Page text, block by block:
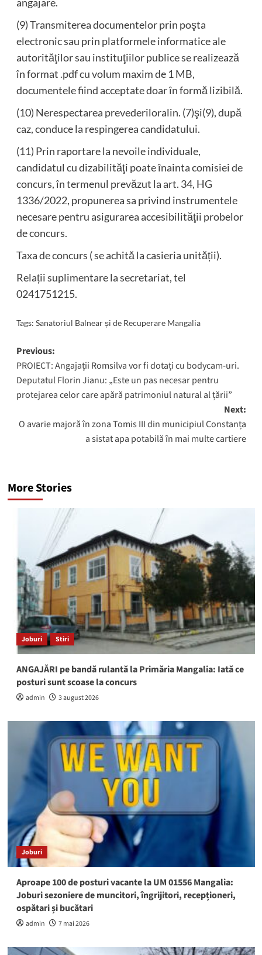
(9) Transmiterea documentelor prin poşta
electronic sau prin platformele informatice ale
autorităţilor sau instituţiilor publice se realizează
în format .pdf cu volum maxim de 1 MB,
documentele fiind acceptate doar în formă lizibilă.
(10) Nerespectarea prevederiloralin. (7)şi(9), după
caz, conduce la respingerea candidatului.
(11) Prin raportare la nevoile individuale,
candidatul cu dizabilităţi poate înainta comisiei de
concurs, în termenul prevăzut la art. 34, HG
1336/2022, propunerea sa privind instrumentele
necesare pentru asigurarea accesibilităţii probelor
de concurs.
Taxa de concurs ( se achită la casieria unității).
Relații suplimentare la secretariat, tel
0241751215.
Tags: Sanatoriul Balnear și de Recuperare Mangalia
Post
navigation
Previous:
PROIECT: Angajații Romsilva vor fi dotați cu bodycam-uri.
Deputatul Florin Jianu: „Este un pas necesar pentru
protejarea celor care apără patrimoniul natural al țării”
Next:
O avarie majoră în zona Tomis III din municipiul Constanța
a sistat apa potabilă în mai multe cartiere
More Stories
Joburi Stiri
ANGAJĂRI pe bandă rulantă la Primăria Mangalia: Iată ce
posturi sunt scoase la concurs
admin 3 august 2026
Joburi
Aproape 100 de posturi vacante la UM 01556 Mangalia:
Joburi sezoniere de muncitori, îngrijitori, recepționeri,
ospătari și bucătari
admin 7 mai 2026